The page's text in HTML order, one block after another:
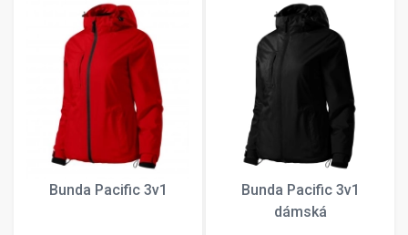
Bunda Pacific 3v1
Bunda Pacific 3v1
dámská